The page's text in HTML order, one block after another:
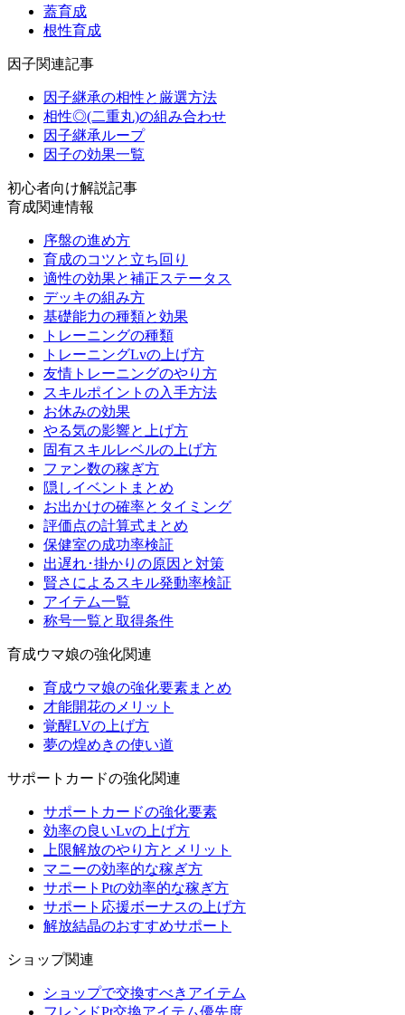
蓋育成
根性育成
因子関連記事
因子継承の相性と厳選方法
相性◎(二重丸)の組み合わせ
因子継承ループ
因子の効果一覧
初心者向け解説記事
育成関連情報
序盤の進め方
育成のコツと立ち回り
適性の効果と補正ステータス
デッキの組み方
基礎能力の種類と効果
トレーニングの種類
トレーニングLvの上げ方
友情トレーニングのやり方
スキルポイントの入手方法
お休みの効果
やる気の影響と上げ方
固有スキルレベルの上げ方
ファン数の稼ぎ方
隠しイベントまとめ
お出かけの確率とタイミング
評価点の計算式まとめ
保健室の成功率検証
出遅れ･掛かりの原因と対策
賢さによるスキル発動率検証
アイテム一覧
称号一覧と取得条件
育成ウマ娘の強化関連
育成ウマ娘の強化要素まとめ
才能開花のメリット
覚醒LVの上げ方
夢の煌めきの使い道
サポートカードの強化関連
サポートカードの強化要素
効率の良いLvの上げ方
上限解放のやり方とメリット
マニーの効率的な稼ぎ方
サポートPtの効率的な稼ぎ方
サポート応援ボーナスの上げ方
解放結晶のおすすめサポート
ショップ関連
ショップで交換すべきアイテム
フレンドPt交換アイテム優先度